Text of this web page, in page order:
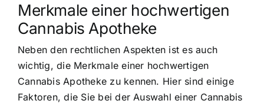
Merkmale einer hochwertigen
Cannabis Apotheke
Neben den rechtlichen Aspekten ist es auch
wichtig, die Merkmale einer hochwertigen
Cannabis Apotheke zu kennen. Hier sind einige
Faktoren, die Sie bei der Auswahl einer Cannabis